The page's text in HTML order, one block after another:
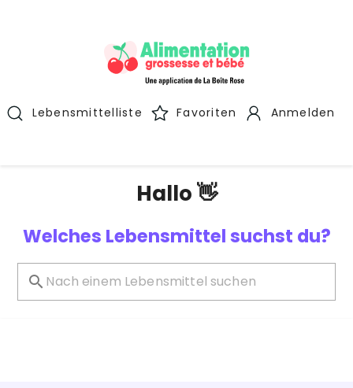
Lebensmittelliste Favoriten Anmelden
Hallo 👋
Welches Lebensmittel suchst du?